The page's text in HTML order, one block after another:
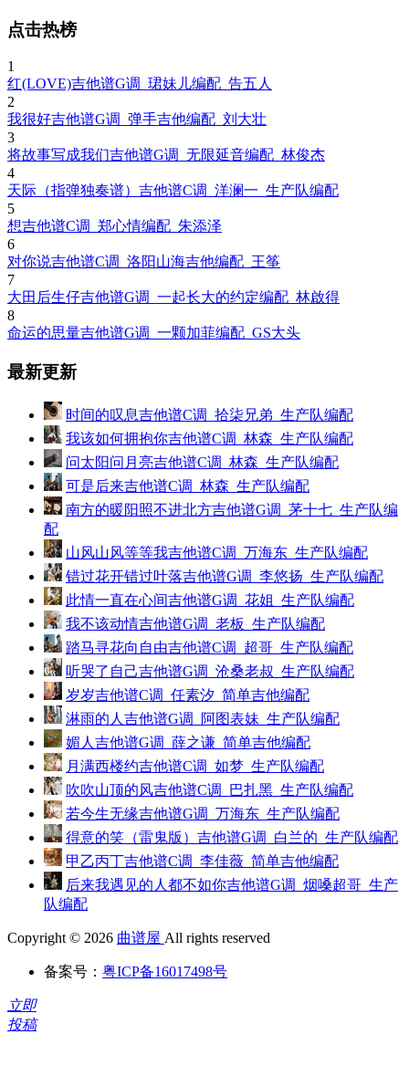
点击热榜
1
红(LOVE)吉他谱G调_珺妹儿编配_告五人
2
我很好吉他谱G调_弹手吉他编配_刘大壮
3
将故事写成我们吉他谱G调_无限延音编配_林俊杰
4
天际（指弹独奏谱）吉他谱C调_洋澜一_生产队编配
5
想吉他谱C调_郑心情编配_朱添泽
6
对你说吉他谱C调_洛阳山海吉他编配_王筝
7
大田后生仔吉他谱G调_一起长大的约定编配_林啟得
8
命运的思量吉他谱G调_一颗加菲编配_GS大头
最新更新
时间的叹息吉他谱C调_拾柒兄弟_生产队编配
我该如何拥抱你吉他谱C调_林森_生产队编配
问太阳问月亮吉他谱C调_林森_生产队编配
可是后来吉他谱C调_林森_生产队编配
南方的暖阳照不进北方吉他谱G调_茅十七_生产队编
配
山风山风等等我吉他谱C调_万海东_生产队编配
错过花开错过叶落吉他谱G调_李悠扬_生产队编配
此情一直在心间吉他谱G调_花姐_生产队编配
我不该动情吉他谱G调_老板_生产队编配
踏马寻花向自由吉他谱C调_超哥_生产队编配
听哭了自己吉他谱G调_沧桑老叔_生产队编配
岁岁吉他谱C调_任素汐_简单吉他编配
淋雨的人吉他谱G调_阿图表妹_生产队编配
媚人吉他谱G调_薛之谦_简单吉他编配
月满西楼约吉他谱C调_如梦_生产队编配
吹吹山顶的风吉他谱C调_巴扎黑_生产队编配
若今生无缘吉他谱G调_万海东_生产队编配
得意的笑（雷鬼版）吉他谱G调_白兰的_生产队编配
甲乙丙丁吉他谱C调_李佳薇_简单吉他编配
后来我遇见的人都不如你吉他谱G调_烟嗓超哥_生产
队编配
Copyright © 2026 曲谱屋 All rights reserved
备案号： 粤ICP备16017498号
立即
投稿